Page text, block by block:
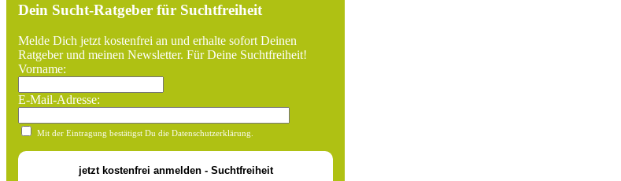
Dein Sucht-Ratgeber für Suchtfreiheit
Melde Dich jetzt kostenfrei an und erhalte sofort Deinen
Ratgeber und meinen Newsletter. Für Deine Suchtfreiheit!
Vorname:
E-Mail-Adresse:
Mit der Eintragung bestätigst Du die Datenschutzerklärung.